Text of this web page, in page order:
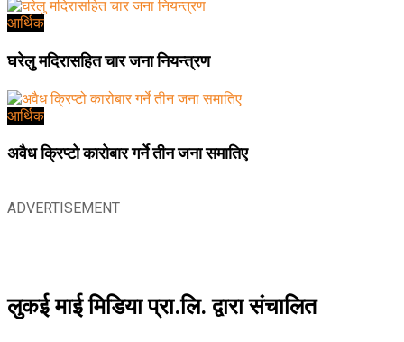
आर्थिक
घरेलु मदिरासहित चार जना नियन्त्रण
आर्थिक
अवैध क्रिप्टो कारोबार गर्ने तीन जना समातिए
ADVERTISEMENT
लुकई माई मिडिया प्रा.लि. द्वारा संचालित